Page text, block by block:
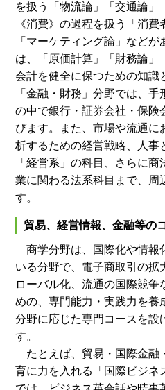
を扱う「物流論」「交通論」
《消費》の過程を扱う「消費
「マーケティング論」など
は、「原価計算」「財務論」
会計を健全に保つための知識
「金融・財務」分野では、
の中で銀行・証券会社・保険
びます。また、市場や流通に
析するための経営戦略、人事
「経営系」の科目、さらに
業に関わる法系科目まで、周
す。
貿易、経営情報、金融等の
商学分野は、国際化や情報
いる分野で、電子商取引の拡
ローバル化、流通の国際競争
めの、専門能力・実践力を養
分野に応じた専門コースを設
す。
たとえば、貿易・国際金融
育に力を入れる「国際ビジネ